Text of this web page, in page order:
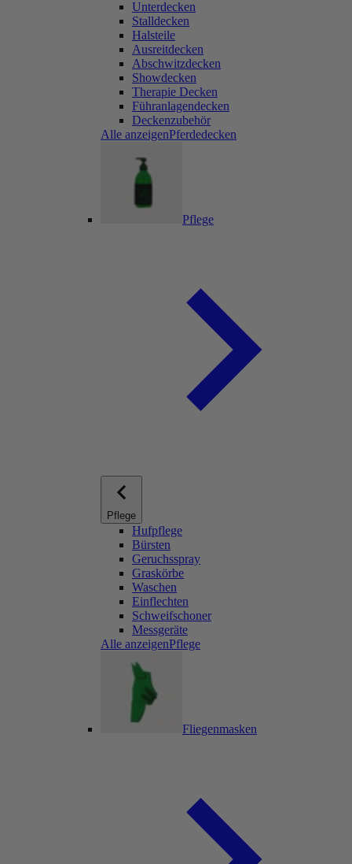
Unterdecken
Stalldecken
Halsteile
Ausreitdecken
Abschwitzdecken
Showdecken
Therapie Decken
Führanlagendecken
Deckenzubehör
Alle anzeigenPferdedecken
Pflege
Pflege
Hufpflege
Bürsten
Geruchsspray
Graskörbe
Waschen
Einflechten
Schweifschoner
Messgeräte
Alle anzeigenPflege
Fliegenmasken